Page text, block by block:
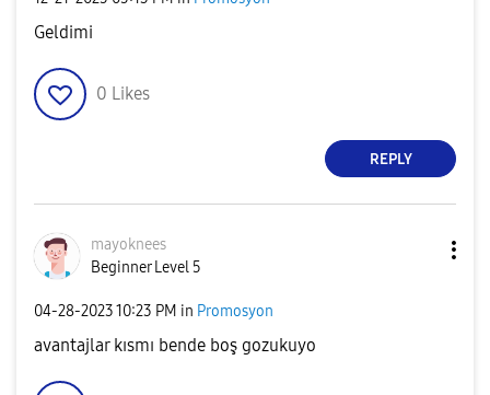
Geldimi
0 Likes
REPLY
mayoknees
Beginner Level 5
‎04-28-202310:23 PM in Promosyon
avantajlar kısmı bende boş gozukuyo